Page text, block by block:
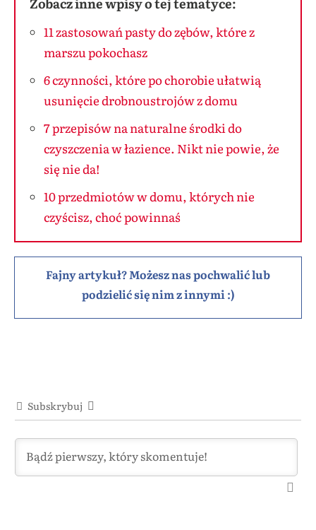
11 zastosowań pasty do zębów, które z
marszu pokochasz
6 czynności, które po chorobie ułatwią
usunięcie drobnoustrojów z domu
7 przepisów na naturalne środki do
czyszczenia w łazience. Nikt nie powie, że
się nie da!
10 przedmiotów w domu, których nie
czyścisz, choć powinnaś
Fajny artykuł? Możesz nas pochwalić lub
podzielić się nim z innymi :)
Subskrybuj